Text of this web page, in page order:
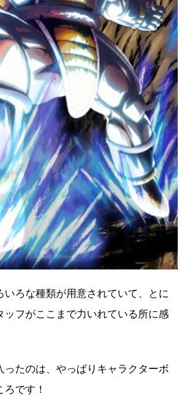
いろな種類が用意されていて、とに
フがここまで力いれている所に感
たのは、やっぱりキャラクターボ
です！